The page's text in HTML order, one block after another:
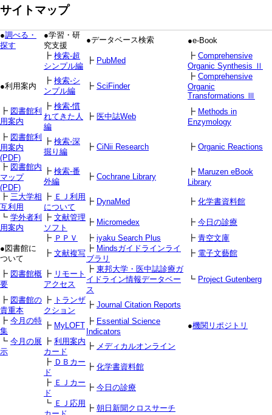
サイトマップ
●調べる・
探す
●学習・研
究支援
●データベース検索
●e-Book
┣ 検索-超
シンプル編
┣ PubMed
┣ Comprehensive
Organic Synthesis Ⅱ
●利用案内
┣ 検索-シ
ンプル編
┣ SciFinder
┣ Comprehensive
Organic
Transformations Ⅲ
┣ 図書館利
用案内
┣ 検索-慣
れてきた人
編
┣ 医中誌Web
┣ Methods in
Enzymology
┣ 図書館利
用案内
(PDF)
┣ 検索-深
掘り編
┣ CiNii Research ┣ Organic Reactions
┣ 図書館内
マップ
(PDF)
┣ 検索-番
外編
┣ Cochrane Library
┣ Maruzen eBook
Library
┣ 三大学相
互利用
┣ ＥＪ利用
について
┣ DynaMed ┣ 化学書資料館
┗ 学外者利
用案内
┣ 文献管理
ソフト
┣ Micromedex ┣ 今日の診療
┣ ＰＰＶ ┣ iyaku Search Plus ┣ 青空文庫
●図書館に
ついて
┣ 文献複写
┣ Mindsガイドラインライ
ブラリ
┣ 電子文藝館
┣ 図書館概
要
┣ リモート
アクセス
┣ 東邦大学・医中誌診療ガ
イドライン情報データベー
ス
┗ Project Gutenberg
┣ 図書館の
貴重本
┣ トランザ
クション
┣ Journal Citation Reports
┣ 今月の特
集
┣ MyLOFT ┣ Essential Science
Indicators
●機関リポジトリ
┗ 今月の展
示
┣ 利用案内
カード
┣ メディカルオンライン
┣ ＤＢカー
ド
┣ 化学書資料館
┣ ＥＪカー
ド
┣ 今日の診療
┗ ＥＪ応用
┣ 朝日新聞クロスサーチ